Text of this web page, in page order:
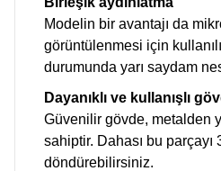
Modelin bir avantajı da
görüntülenmesi için
durumunda yarı saydam
Dayanıklı ve kullanışlı
Güvenilir gövde, metalden
sahiptir. Dahası bu
döndürebilirsiniz.